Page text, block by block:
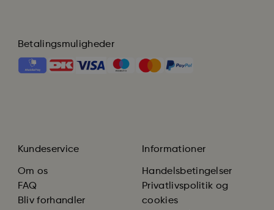
Betalingsmuligheder
Kundeservice
Om os
FAQ
Bliv forhandler
Informationer
Handelsbetingelser
Privatlivspolitik og
cookies